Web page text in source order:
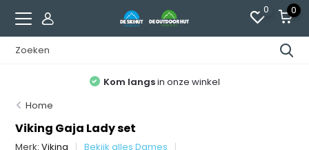
0 0
Kom langsin onze winkel
Home
Viking Gaja Lady set
Merk:Viking Bekijk alles Dames